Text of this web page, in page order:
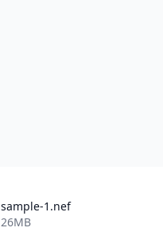
sample-1.nef
26MB